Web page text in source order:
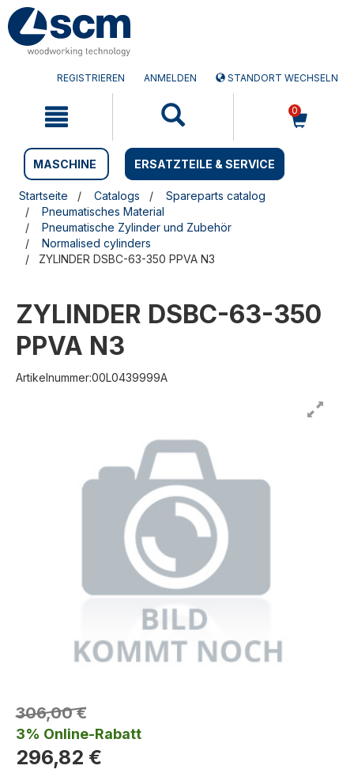
Zum
Inhalt
springen
Zum
Navigationsmen�
springen
REGISTRIEREN ANMELDEN STANDORT WECHSELN
0
MASCHINE ERSATZTEILE & SERVICE
Startseite Catalogs
Spareparts catalog
Pneumatisches Material
Pneumatische Zylinder und Zubehör
Normalised cylinders
ZYLINDER DSBC-63-350 PPVA N3
ZYLINDER DSBC-63-350
PPVA N3
Artikelnummer:00L0439999A
306,00 €
3% Online-Rabatt
296,82 €